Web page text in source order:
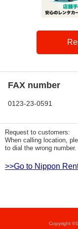
FAX number
0123-23-0591
Request to customers:
When calling location,
to dial the wrong number.
>>Go to Nippon
Copyright